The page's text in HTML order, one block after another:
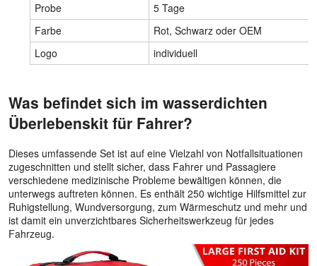
Probe
5 Tage
Farbe
Rot, Schwarz oder OEM
Logo
individuell
Was befindet sich im wasserdichten
Überlebenskit für Fahrer?
Dieses umfassende Set ist auf eine Vielzahl von Notfallsituationen
zugeschnitten und stellt sicher, dass Fahrer und Passagiere
verschiedene medizinische Probleme bewältigen können, die
unterwegs auftreten können. Es enthält 250 wichtige Hilfsmittel zur
Ruhigstellung, Wundversorgung, zum Wärmeschutz und mehr und
ist damit ein unverzichtbares Sicherheitswerkzeug für jedes
Fahrzeug.